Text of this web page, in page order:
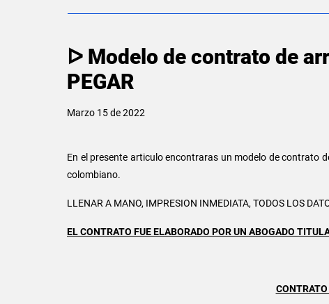
ᐅ Modelo de contrato de
PEGAR
Marzo 15 de 2022
En el presente articulo encontraras un modelo de contrato
colombiano.
LLENAR A MANO, IMPRESION INMEDIATA, TODOS LOS
EL CONTRATO FUE ELABORADO POR UN ABOGADO